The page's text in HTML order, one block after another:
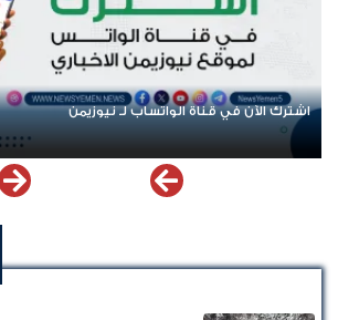
اشترك الآن في قناة الواتساب لـ نيوزيمن